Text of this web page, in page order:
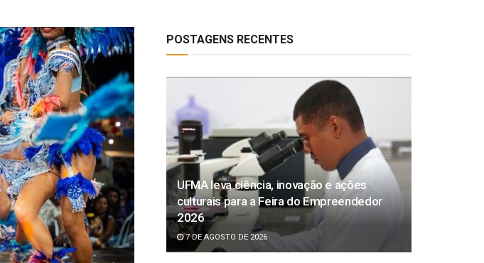
POSTAGENS RECENTES
UFMA leva ciência, inovação e ações
culturais para a Feira do Empreendedor
2026
7 DE AGOSTO DE 2026